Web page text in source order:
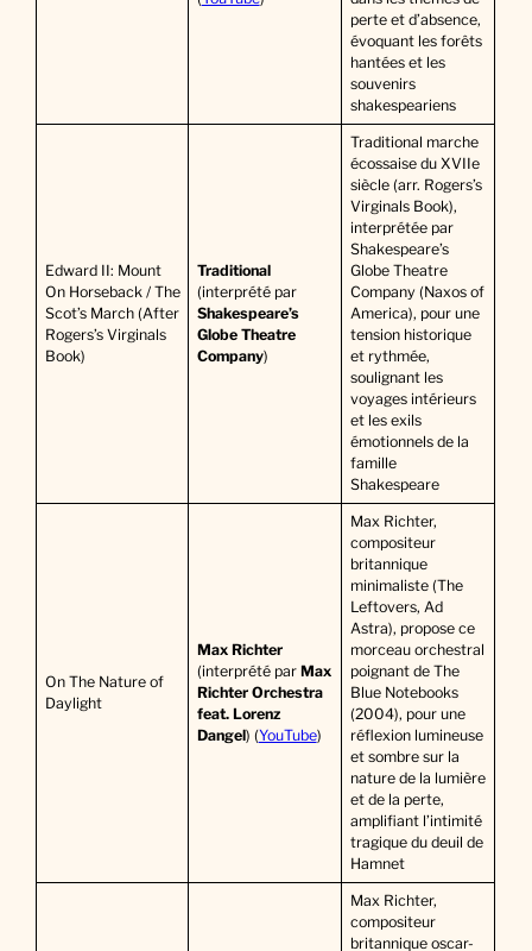
perte et d’absence,
évoquant les forêts
hantées et les
souvenirs
shakespeariens
Edward II: Mount
On Horseback / The
Scot’s March (After
Rogers’s Virginals
Book)
Traditional
(interprété par
Shakespeare’s
Globe Theatre
Company)
Traditional marche
écossaise du XVIIe
siècle (arr. Rogers’s
Virginals Book),
interprétée par
Shakespeare’s
Globe Theatre
Company (Naxos of
America), pour une
tension historique
et rythmée,
soulignant les
voyages intérieurs
et les exils
émotionnels de la
famille
Shakespeare
On The Nature of
Daylight
Max Richter
(interprété par Max
Richter Orchestra
feat. Lorenz
Dangel) (YouTube)
Max Richter,
compositeur
britannique
minimaliste (The
Leftovers, Ad
Astra), propose ce
morceau orchestral
poignant de The
Blue Notebooks
(2004), pour une
réflexion lumineuse
et sombre sur la
nature de la lumière
et de la perte,
amplifiant l’intimité
tragique du deuil de
Hamnet
Max Richter,
compositeur
britannique oscar-